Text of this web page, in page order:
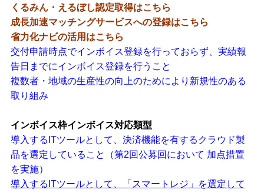
くるみん・えるぼし認定取得はこちら
成長加速マッチングサービスへの登録はこちら
省力化ナビの活用はこちら
交付申請時点でインボイス登録を行っておらず、実績報
告日までにインボイス登録を行うこと
複数者・地域の生産性の向上のためにより新規性のある
取り組み
インボイス枠インボイス対応類型
導入するITツールとして、決済機能を有するクラウド製
品を選定していること（第2回公募回において 加点措置
を実施）
導入するITツールとして、「スマートレジ」を選定して